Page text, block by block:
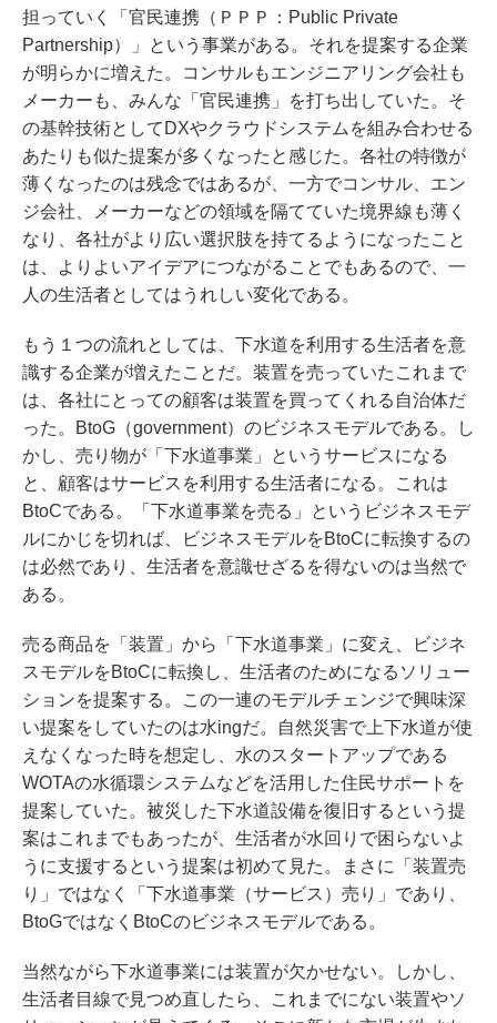
担っていく「官民連携（ＰＰＰ：Public Private
Partnership）」という事業がある。それを提案する企業
が明らかに増えた。コンサルもエンジニアリング会社も
メーカーも、みんな「官民連携」を打ち出していた。そ
の基幹技術としてDXやクラウドシステムを組み合わせる
あたりも似た提案が多くなったと感じた。各社の特徴が
薄くなったのは残念ではあるが、一方でコンサル、エン
ジ会社、メーカーなどの領域を隔てていた境界線も薄く
なり、各社がより広い選択肢を持てるようになったこと
は、よりよいアイデアにつながることでもあるので、一
人の生活者としてはうれしい変化である。
もう１つの流れとしては、下水道を利用する生活者を意
識する企業が増えたことだ。装置を売っていたこれまで
は、各社にとっての顧客は装置を買ってくれる自治体だ
った。BtoG（government）のビジネスモデルである。し
かし、売り物が「下水道事業」というサービスになる
と、顧客はサービスを利用する生活者になる。これは
BtoCである。「下水道事業を売る」というビジネスモデ
ルにかじを切れば、ビジネスモデルをBtoCに転換するの
は必然であり、生活者を意識せざるを得ないのは当然で
ある。
売る商品を「装置」から「下水道事業」に変え、ビジネ
スモデルをBtoCに転換し、生活者のためになるソリュー
ションを提案する。この一連のモデルチェンジで興味深
い提案をしていたのは水ingだ。自然災害で上下水道が使
えなくなった時を想定し、水のスタートアップである
WOTAの水循環システムなどを活用した住民サポートを
提案していた。被災した下水道設備を復旧するという提
案はこれまでもあったが、生活者が水回りで困らないよ
うに支援するという提案は初めて見た。まさに「装置売
り」ではなく「下水道事業（サービス）売り」であり、
BtoGではなくBtoCのビジネスモデルである。
当然ながら下水道事業には装置が欠かせない。しかし、
生活者目線で見つめ直したら、これまでにない装置やソ